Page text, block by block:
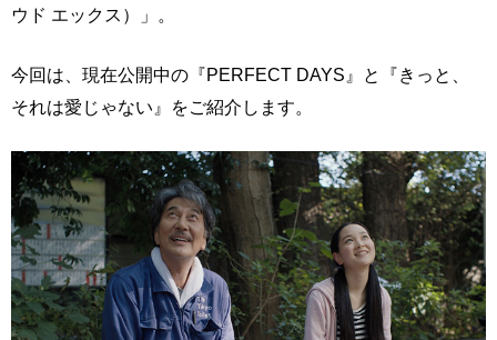
ウド エックス）」。
今回は、現在公開中の『PERFECT DAYS』と『きっと、
それは愛じゃない』をご紹介します。